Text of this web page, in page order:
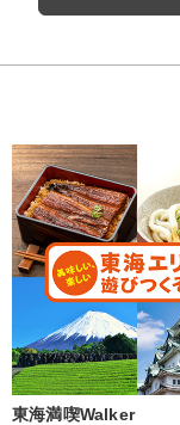
東海満喫Walker